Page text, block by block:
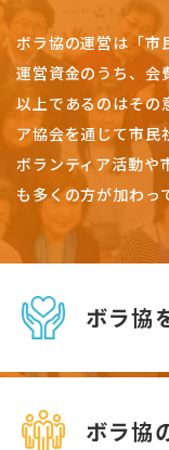
ボラ協の運営は「市
運営資金のうち、会
以上であるのはその
ア協会を通じて市民
ボランティア活動や
も多くの方が加わっ
ボラ協
ボラ協